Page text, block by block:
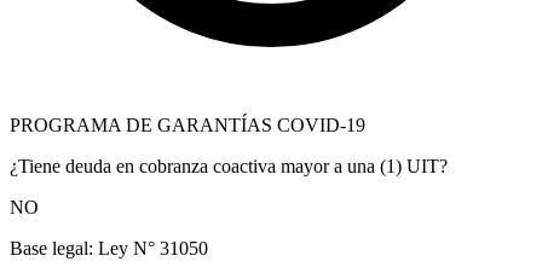
PROGRAMA DE GARANTÍAS COVID-19
¿Tiene deuda en cobranza coactiva mayor a una (1) UIT?
NO
Base legal: Ley N° 31050